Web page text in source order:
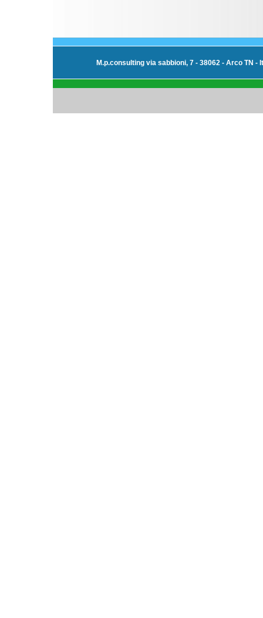
M.p.consulting via sabbioni, 7 - 38062 - Arco TN -